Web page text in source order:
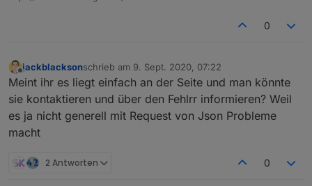
0
Offline
jackblacksonschrieb am 9. Sept. 2020, 07:22
zuletzt editiert von
Meint ihr es liegt einfach an der Seite und man könnte
sie kontaktieren und über den Fehlrr informieren? Weil
es ja nicht generell mit Request von Json Probleme
macht
2 Antworten 0